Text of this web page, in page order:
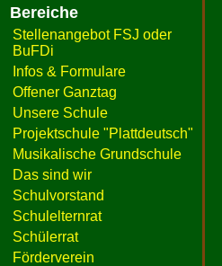
Bereiche
Stellenangebot FSJ oder
BuFDi
Infos & Formulare
Offener Ganztag
Unsere Schule
Projektschule "Plattdeutsch"
Musikalische Grundschule
Das sind wir
Schulvorstand
Schulelternrat
Schülerrat
Förderverein